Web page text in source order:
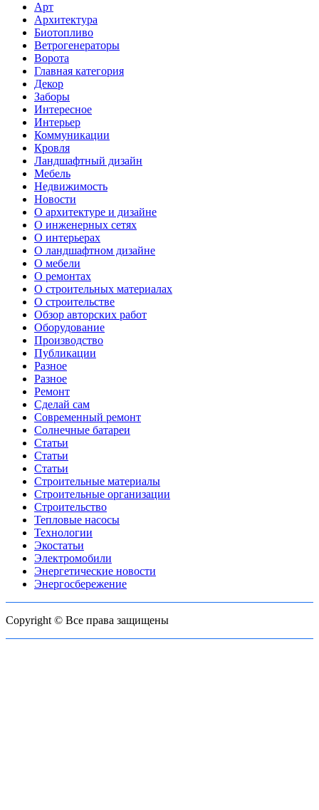
Арт
Архитектура
Биотопливо
Ветрогенераторы
Ворота
Главная категория
Декор
Заборы
Интересное
Интерьер
Коммуникации
Кровля
Ландшафтный дизайн
Мебель
Недвижимость
Новости
О архитектуре и дизайне
О инженерных сетях
О интерьерах
О ландшафтном дизайне
О мебели
О ремонтах
О строительных материалах
О строительстве
Обзор авторских работ
Оборудование
Производство
Публикации
Разное
Разное
Ремонт
Сделай сам
Современный ремонт
Солнечные батареи
Статьи
Статьи
Статьи
Строительные материалы
Строительные организации
Строительство
Тепловые насосы
Технологии
Экостатьи
Электромобили
Энергетические новости
Энергосбережение
Copyright © Все права защищены